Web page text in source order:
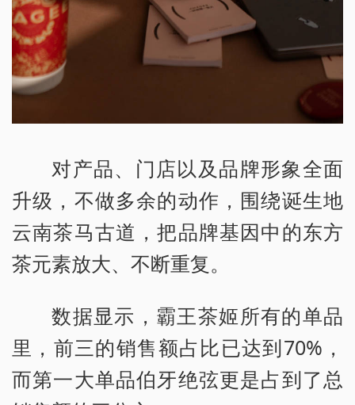
对产品、门店以及品牌形象全面
升级，不做多余的动作，围绕诞生地
云南茶马古道，把品牌基因中的东方
茶元素放大、不断重复。
数据显示，霸王茶姬所有的单品
里，前三的销售额占比已达到70%，
而第一大单品伯牙绝弦更是占到了总